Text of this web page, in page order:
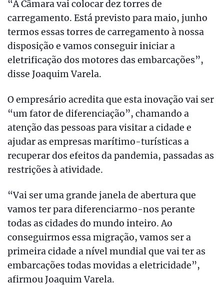
“A Câmara vai colocar dez torres de
carregamento. Está previsto para maio, junho
termos essas torres de carregamento à nossa
disposição e vamos conseguir iniciar a
eletrificação dos motores das embarcações”,
disse Joaquim Varela.
O empresário acredita que esta inovação vai ser
“um fator de diferenciação”, chamando a
atenção das pessoas para visitar a cidade e
ajudar as empresas marítimo-turísticas a
recuperar dos efeitos da pandemia, passadas as
restrições à atividade.
“Vai ser uma grande janela de abertura que
vamos ter para diferenciarmo-nos perante
todas as cidades do mundo inteiro. Ao
conseguirmos essa migração, vamos ser a
primeira cidade a nível mundial que vai ter as
embarcações todas movidas a eletricidade”,
afirmou Joaquim Varela.